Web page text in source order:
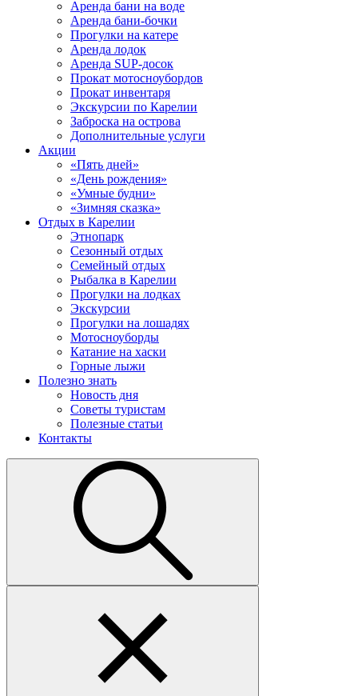
Аренда бани на воде
Аренда бани-бочки
Прогулки на катере
Аренда лодок
Аренда SUP-досок
Прокат мотосноубордов
Прокат инвентаря
Экскурсии по Карелии
Заброска на острова
Дополнительные услуги
Акции
«Пять дней»
«День рождения»
«Умные будни»
«Зимняя сказка»
Отдых в Карелии
Этнопарк
Сезонный отдых
Семейный отдых
Рыбалка в Карелии
Прогулки на лодках
Экскурсии
Прогулки на лошадях
Мотосноуборды
Катание на хаски
Горные лыжи
Полезно знать
Новость дня
Советы туристам
Полезные статьи
Контакты